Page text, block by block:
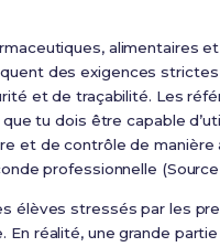
alimentaires et
des exigences
et de traçabilité. Les
tu dois être capable
et de contrôle de manière
professionnelle (Source
élèves stressés par les
En réalité, une grande